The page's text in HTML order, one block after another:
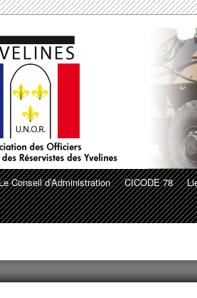
Conseil d’Administration CICODE 78